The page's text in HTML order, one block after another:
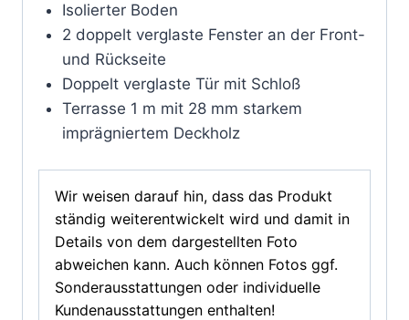
Isolierter Boden
2 doppelt verglaste Fenster an der Front-
und Rückseite
Doppelt verglaste Tür mit Schloß
Terrasse 1 m mit 28 mm starkem
imprägniertem Deckholz
Wir weisen darauf hin, dass das Produkt
ständig weiterentwickelt wird und damit in
Details von dem dargestellten Foto
abweichen kann. Auch können Fotos ggf.
Sonderausstattungen oder individuelle
Kundenausstattungen enthalten!